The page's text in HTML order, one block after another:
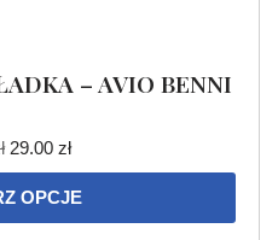
– AVIO BENNI
29.00 zł
OPCJE